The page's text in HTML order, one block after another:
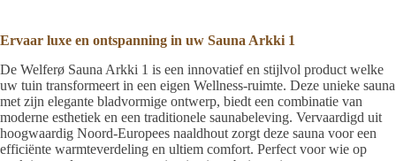
Ervaar luxe en ontspanning in uw Sauna Arkki 1
De Welferø Sauna Arkki 1 is een innovatief en stijlvol product welke
uw tuin transformeert in een eigen Wellness-ruimte. Deze unieke sauna
met zijn elegante bladvormige ontwerp, biedt een combinatie van
moderne esthetiek en een traditionele saunabeleving. Vervaardigd uit
hoogwaardig Noord-Europees naaldhout zorgt deze sauna voor een
efficiënte warmteverdeling en ultiem comfort. Perfect voor wie op